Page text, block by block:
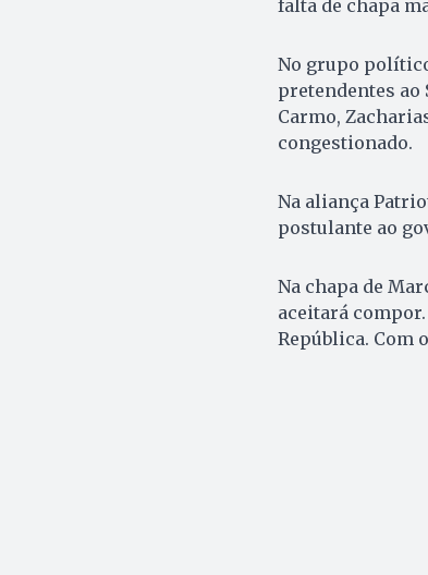
falta de chapa
No grupo
pretendentes ao
Carmo,
congestionado.
Na aliança
postulante ao
Na chapa de
aceitará compor.
República. Com